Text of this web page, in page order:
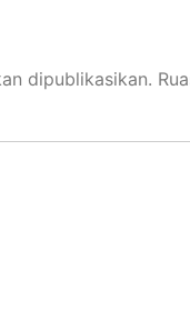
dipublikasikan.